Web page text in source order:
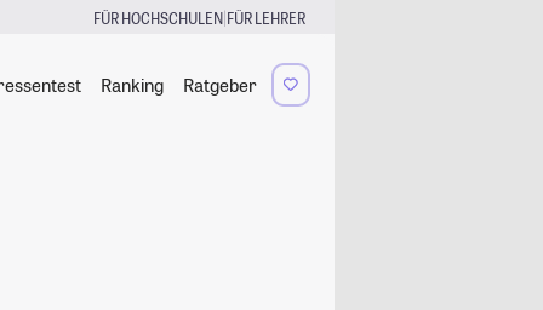
FÜR HOCHSCHULEN|FÜR LEHRER
Ranking Ratgeber